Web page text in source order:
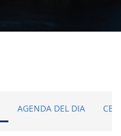
AGENDA DEL DIA